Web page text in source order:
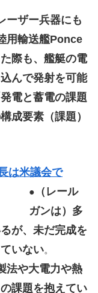
ーザー兵器にも
用輸送艦Ponce
際も、艦艇の電
んで発射を可能
電と蓄電の課題
成要素（課題）
は米議会で
●
（レール
ガンは）多
が、未だ完成を
いない。
法や大電力や熱
課題を抱えてい